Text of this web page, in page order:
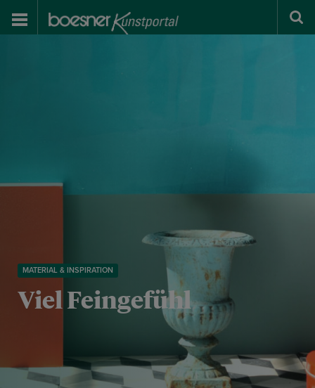
MATERIAL & INSPIRATION
Viel Feingefühl